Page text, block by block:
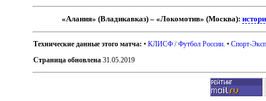
«Алания» (Владикавказ) – «Локомотив» (Москва):
Технические данные этого матча: •КЛИСФ / Футбол России . •Спорт-
Страница обновлена 31.05.2019